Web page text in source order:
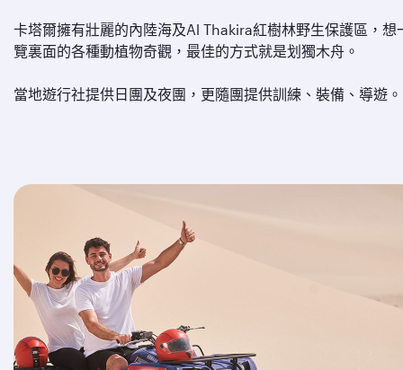
卡塔爾擁有壯麗的內陸海及Al Thakira紅樹林野生保護區，想
覽裏面的各種動植物奇觀，最佳的方式就是划獨木舟。
當地遊行社提供日團及夜團，更隨團提供訓練、裝備、導遊。